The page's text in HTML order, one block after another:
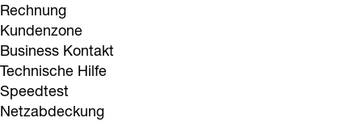
Rechnung
Kundenzone
Business Kontakt
Technische Hilfe
Speedtest
Netzabdeckung